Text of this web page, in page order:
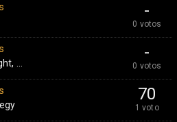
-
0 votos
-
0 votos
...
70
1 voto